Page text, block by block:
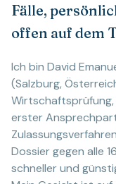
Fälle,
offen auf dem
Ich bin David
(Salzburg,
Wirtschaftsprüfung,
erster
Dossier gegen alle
schneller und